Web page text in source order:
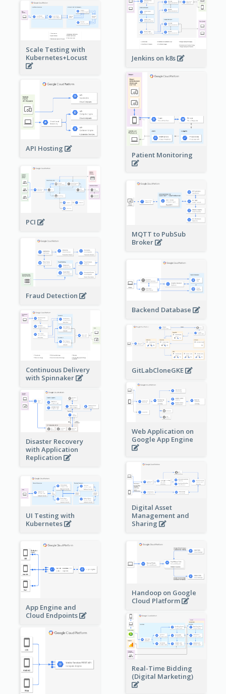
Jenkins on k8s
Scale Testing with
Kubernetes+Locust
Patient Monitoring
API Hosting
PCI
MQTT to PubSub
Broker
Fraud Detection
Backend Database
Continuous Delivery
with Spinnaker
GitLabCloneGKE
Web Application on
Google App Engine
Disaster Recovery
with Application
Replication
Digital Asset
Management and
Sharing
UI Testing with
Kubernetes
App Engine and
Cloud Endpoints
Handoop on Google
Cloud Platform
Real-Time Bidding
(Digital Marketing)